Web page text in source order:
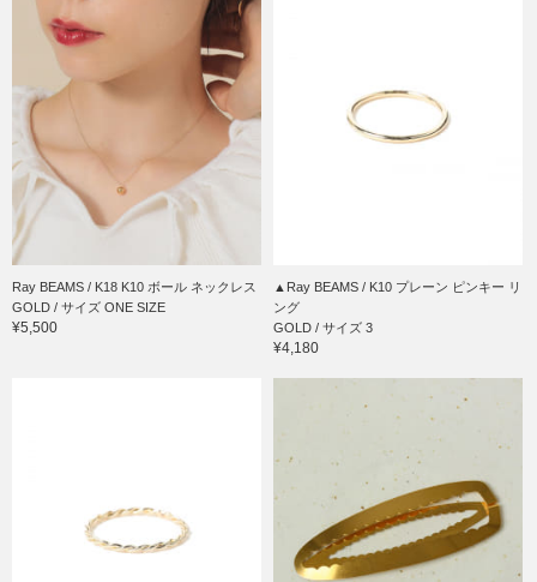
Ray BEAMS / K18 K10 ボール ネックレス
GOLD / サイズ ONE SIZE
¥5,500
▲Ray BEAMS / K10 プレーン ピンキー リ
ング
GOLD / サイズ 3
¥4,180